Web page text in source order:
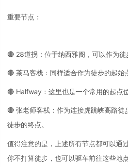
重要节点：
🔴 28道拐：位于纳西雅阁，可以作为徒
🔴 茶马客栈：同样适合作为徒步的起始
🔴 Halfway：这里也是一个常用的起点位
🔴 张老师客栈：作为连接虎跳峡高路徒
徒步的终点。
值得注意的是，上述所有节点都可以通
你不打算徒步，也可以驱车前往这些地点